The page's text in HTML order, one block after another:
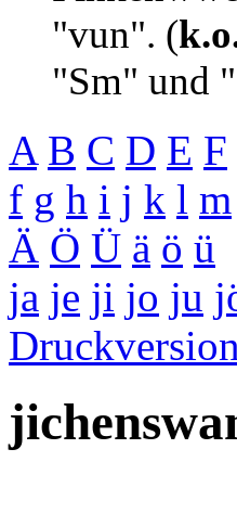
"vun". (
"Sm" und
A B C D E F
f g h i j k l m
Ä Ö Ü ä ö ü
ja je ji jo ju
Druckversion